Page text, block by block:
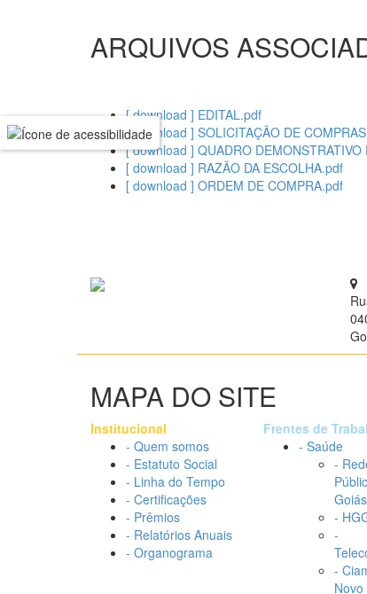
ARQUIVOS
[ download ] EDITAL.pdf
[ download ] SOLICITAÇÃO DE
[ download ] QUADRO DEMONSTRATIVO
[ download ] RAZÃO DA ESCOLHA.pdf
[ download ] ORDEM DE COMPRA.pdf
MAPA DO SITE
Institucional
- Quem somos
- Estatuto Social
- Linha do Tempo
- Certificações
- Prêmios
- Relatórios Anuais
- Organograma
Frentes de
- Saúde
-
Goiás
-
-
-
Novo